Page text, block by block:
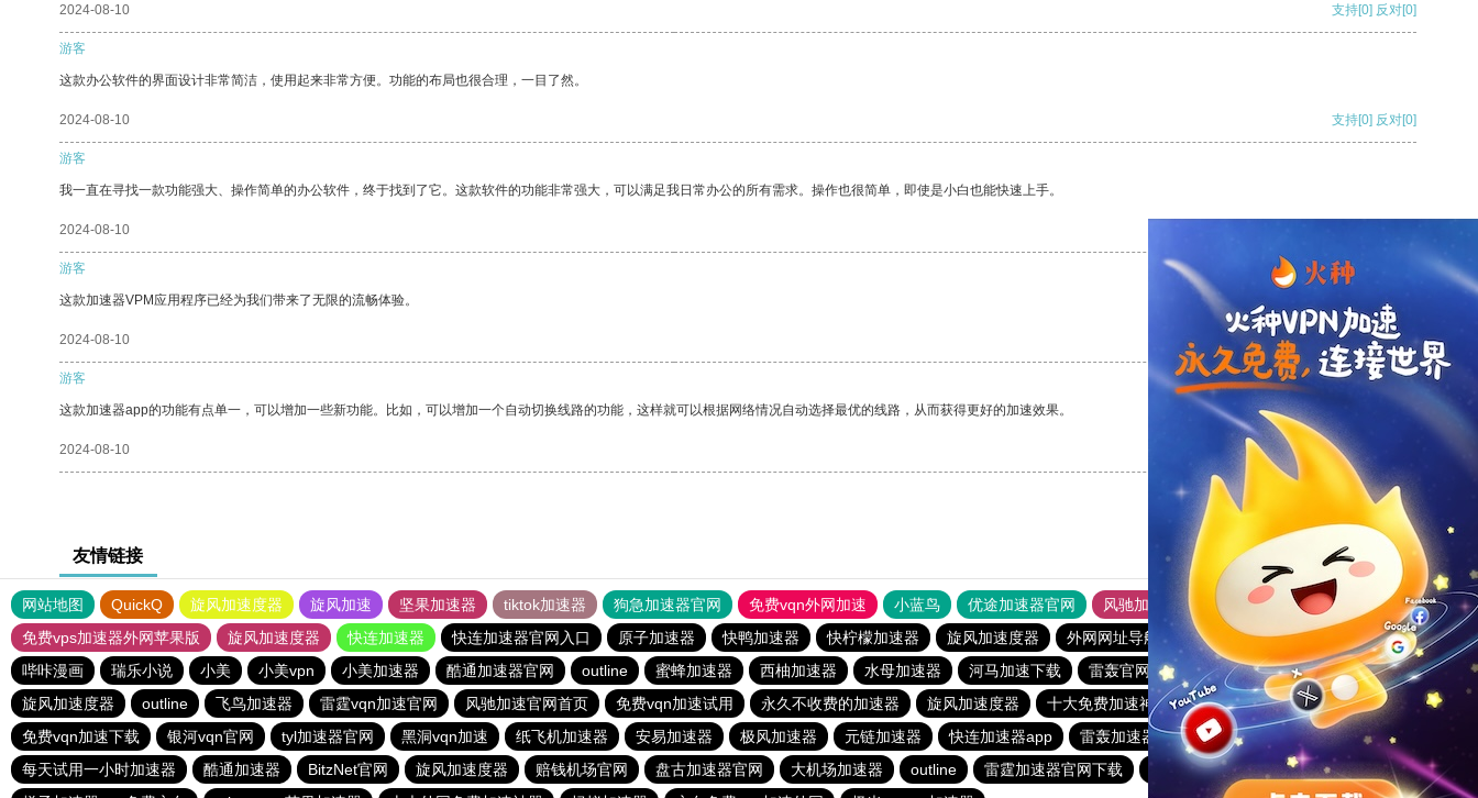
2024-08-10 支持[0] 反对[0]
游客
这款办公软件的界面设计非常简洁，使用起来非常方便。功能的布局也很合理，一目了然。
2024-08-10 支持[0] 反对[0]
游客
我一直在寻找一款功能强大、操作简单的办公软件，终于找到了它。这款软件的功能非常强大，可以满足我日常办公的所有需求。操作也很简单，即使是小白也能快速上手。
2024-08-10
游客
这款加速器VPM应用程序已经为我们带来了无限的流畅体验。
2024-08-10 支持 [0] 反对 [0]
游客
这款加速器app的功能有点单一，可以增加一些新功能。比如，可以增加一个自动切换线路的功能，这样就可以根据网络情况自动选择最优的线路，从而获得更好的加速效果。
2024-08-10 支持
友情链接
网站地图 QuickQ 旋风加速度器 旋风加速 坚果加速器 tiktok加速器 狗急加速器官网 免费vqn外网加速 小蓝鸟 优途加速器官网 风驰加速器
旋风加速器
免费vps加速器外网苹果版
旋风加速度器 快连加速器 快连加速器官网入口 原子加速器 快鸭加速器 快柠檬加速器 旋风加速度器 外网网址导航 软件中心 雷霆加速
狂飙加速器
哔咔漫画
瑞乐小说 小美 小美vpn 小美加速器 酷通加速器官网 outline 蜜蜂加速器 西柚加速器 水母加速器 河马加速下载 雷轰官网加速器 落地机
快柠檬
旋风加速度器
outline 飞鸟加速器 雷霆vqn加速官网 风驰加速官网首页 免费vqn加速试用 永久不收费的加速器 旋风加速度器 十大免费加速神器 纸飞机加速器
老佛爷加速器
免费vqn加速下载
银河vqn官网 tyl加速器官网 黑洞vqn加速 纸飞机加速器 安易加速器 极风加速器 元链加速器 快连加速器app 雷轰加速器
雷轰加速器官网
每天试用一小时加速器
酷通加速器 BitzNet官网 旋风加速度器 赔钱机场官网 盘古加速器官网 大机场加速器 outline 雷霆加速器官网下载 hammer加速器
ios梯子加速器